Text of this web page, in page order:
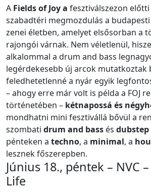
A Fields of Joy a fesztiválszezon
szabadtéri megmozdulás a
zenei életben, amelyet elsősorban a
rajongói várnak. Nem véletlenül,
alkalommal a drum and bass
legérdekesebb új arcok mutatkoztak
feledhetetlenné a nyár egyik
– ahogy erre már volt is példa a FOJ
történetében – kétnapossá és
mondhatni mini fesztivállá bővül a
szombati drum and bass és dubstep
pénteken a techno, a minimal, a
lesznek főszerepben.
Június 18., péntek – NVC
Life